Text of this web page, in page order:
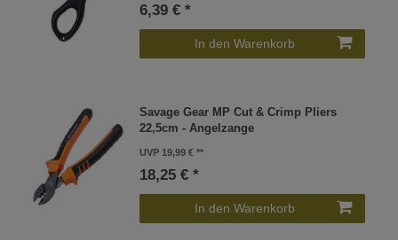
6,39 € *
In den Warenkorb
Savage Gear MP Cut & Crimp Pliers
22,5cm - Angelzange
UVP 19,99 €
18,25 € *
In den Warenkorb